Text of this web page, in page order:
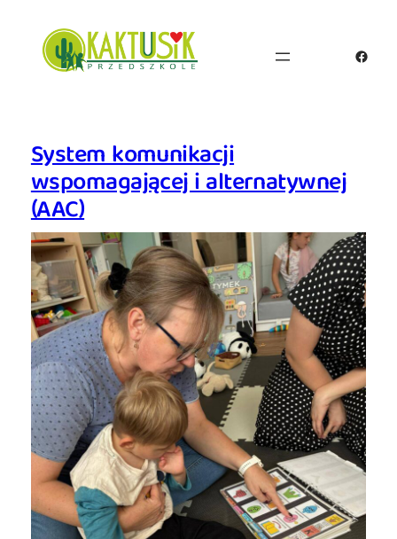
System komunikacji
wspomagającej i alternatywnej
(AAC)